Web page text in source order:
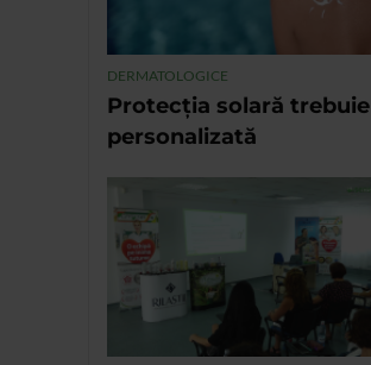
DERMATOLOGICE
Protecția solară trebuie
personalizată